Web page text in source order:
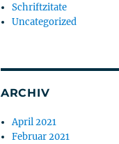
Schriftzitate
Uncategorized
ARCHIV
April 2021
Februar 2021